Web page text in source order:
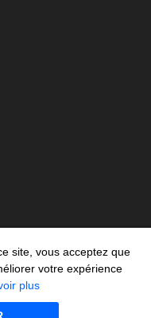
site, vous acceptez que
votre expérience
plus